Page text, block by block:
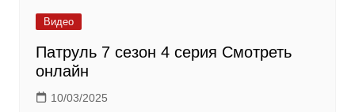
Видео
Патруль 7 сезон 4 серия Смотреть
онлайн
10/03/2025